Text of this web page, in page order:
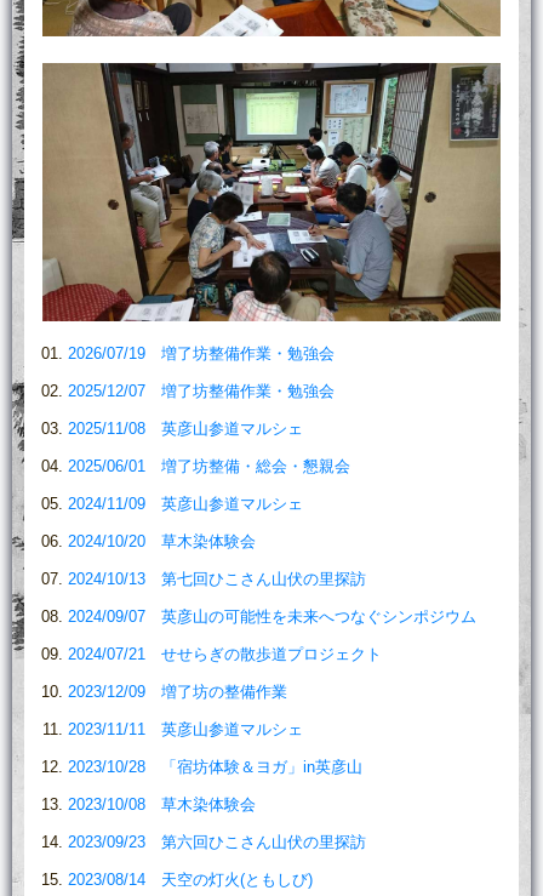
2026/07/19 増了坊整備作業・勉強会
2025/12/07 増了坊整備作業・勉強会
2025/11/08 英彦山参道マルシェ
2025/06/01 増了坊整備・総会・懇親会
2024/11/09 英彦山参道マルシェ
2024/10/20 草木染体験会
2024/10/13 第七回ひこさん山伏の里探訪
2024/09/07 英彦山の可能性を未来へつなぐシンポジウム
2024/07/21 せせらぎの散歩道プロジェクト
2023/12/09 増了坊の整備作業
2023/11/11 英彦山参道マルシェ
2023/10/28 「宿坊体験＆ヨガ」in英彦山
2023/10/08 草木染体験会
2023/09/23 第六回ひこさん山伏の里探訪
2023/08/14 天空の灯火(ともしび)